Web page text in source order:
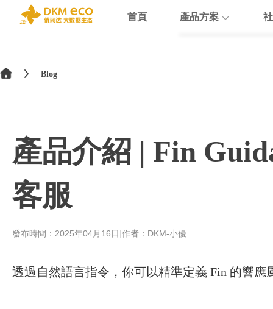
首頁 產品方案
Nextcloud
简体中文Blog
產品介紹 | Fin
客服
發布時間： 2025年04月16日 |作者：DKM-小優
透過自然語言指令，你可以精準定義 Fin 的響